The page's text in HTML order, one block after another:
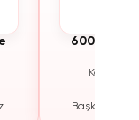
600 TL
Koşul:
Başka